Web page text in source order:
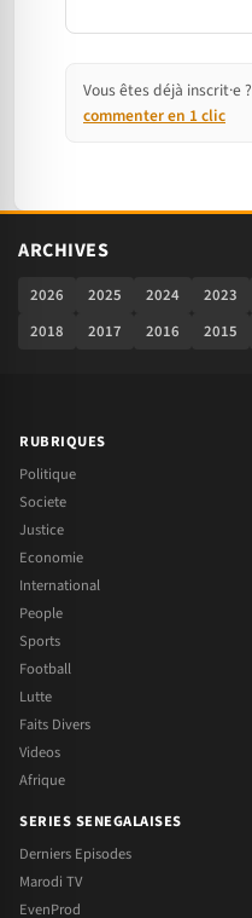
Vous êtes déjà inscrit·e ?
commenter en 1 clic
ARCHIVES
2026 2025 2024 2023
2018
2017 2016 2015
RUBRIQUES
Politique
Societe
Justice
Economie
International
People
Sports
Football
Lutte
Faits Divers
Videos
Afrique
SERIES SENEGALAISES
Derniers Episodes
Marodi TV
EvenProd